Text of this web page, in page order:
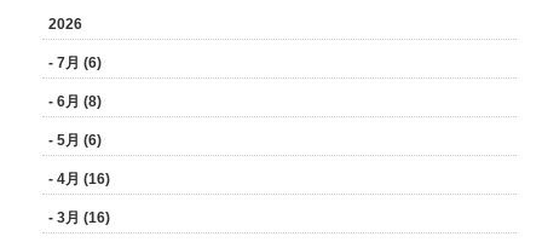
2026
- 7月 (6)
- 6月 (8)
- 5月 (6)
- 4月 (16)
- 3月 (16)